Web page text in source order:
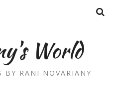
World
BY RANI NOVARIANY